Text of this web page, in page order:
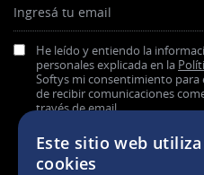
Ingresá tu email
He leído y entiendo la
personales explicada en la
Softys mi consentimiento para
de recibir comunicaciones
través de email.
Este sitio web utiliza
cookies